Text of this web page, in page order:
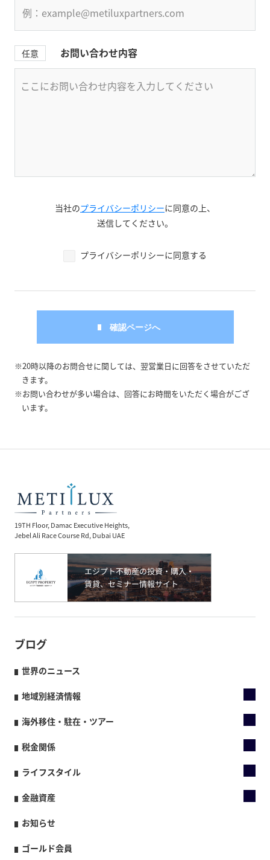
任意 お問い合わせ内容
当社のプライバシーポリシーに同意の上、
送信してください。
プライバシーポリシーに同意する
※20時以降のお問合せに関しては、翌営業日に回答をさせていただ
きます。
※お問い合わせが多い場合は、回答にお時間をいただく場合がござ
います。
19TH Floor, Damac Executive Heights,
Jebel Ali Race Course Rd, Dubai UAE
ブログ
世界のニュース
地域別経済情報
海外移住・駐在・ツアー
税金関係
ライフスタイル
金融資産
お知らせ
ゴールド会員